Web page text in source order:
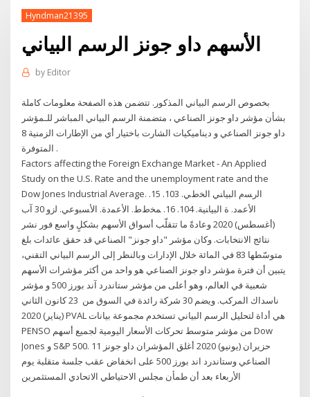
Hyndman21395
الأسهم داو جونز الرسم البياني
by Editor
بخصوص الرسم البياني المذكور. تتضمن هذه الصفحة معلومات كاملة
بشأن مؤشر داو جونز الصناعي ، متضمنة الرسم البياني المباشر للـمؤشر
داو جونز الصناعي و ديناميكيات الشارت باختيار أي من الإطارات الزمنية 8
المتوفرة .
Factors affecting the Foreign Exchange Market - An Applied
Study on the U.S. Rate and the unemployment rate and the
Dow Jones Industrial Average. ﺍﻟﺭﺴﻡ ﺍﻟﺒﻴﺎﻨﻲ ﺍﻟﺨﻁﻲ. 103. 15.
ﺍﻷﻋﻤﺩ. ﺓ ﺍﻟﺒﻴﺎﻨﻴﺔ. 104. 16. ﻤﺨﻁﻁ. ﺍﻷﻋﻤﺩﺓ. ﺍﻷﺴﺒﻭﻋﻲ. ﻟﺯﻭ 30 آب
(أغسطس) 2020 وعادةً ما تتقلّب أسواق الأسهم بشكلٍ واسع فور نشر
نتائج الانتخابات. وكان مؤشر "داو جونز" الصناعي قد حقق عائدات بلغ
متوسّطها 83 في المائة خلال الإدارات وبالنظر إلى الرسم البياني التقني،
يتبين أن فترة مؤشر داو جونز الصناعي هو واحد من أكثر مؤشرات الأسهم
شعبية في العالم، وهو أعلى من مؤشر ستاندرد آند بورز 500 و مؤشر
ناسداك المركب. ويضم 30 شركة رائدة في السوق من 23 كانون الثاني
(يناير) 2020 PVAL هي أداة لتحليل الرسم البياني تستخدم مجموعة بيانات
PENSO من مؤشر متوسط ​​تحركات الأسعار اليومية لجميع أسهم Dow
Jones و S&P 500. 11 حزيران (يونيو) 2020 أغلق المؤشران داو جونز
الصناعي وستاندرد اند بورز 500 على انخفاض عقب جلسة متقلبة يوم